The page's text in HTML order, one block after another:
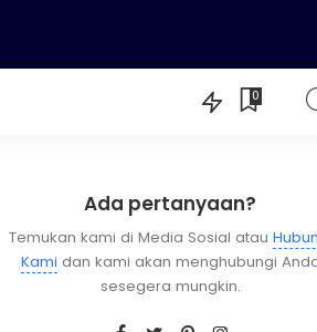
0
Ada pertanyaan?
Temukan kami di Media Sosial atau
Kami dan kami akan menghubungi
sesegera mungkin.